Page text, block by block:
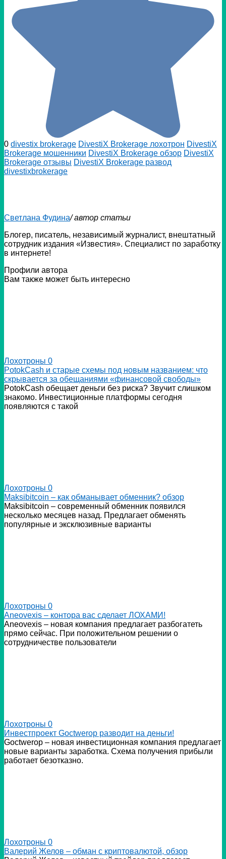
0 divestix brokerage DivestiX Brokerage лохотрон DivestiX
Brokerage мошенники DivestiX Brokerage обзор DivestiX
Brokerage отзывы DivestiX Brokerage развод
divestixbrokerage
Светлана Фудина/ автор статьи
Блогер, писатель, независимый журналист, внештатный
сотрудник издания «Известия». Специалист по заработку
в интернете!
Профили автора
Вам также может быть интересно
Лохотроны 0
PotokCash и старые схемы под новым названием: что
скрывается за обещаниями «финансовой свободы»
PotokCash обещает деньги без риска? Звучит слишком
знакомо. Инвестиционные платформы сегодня
появляются с такой
Лохотроны 0
Мaksibitcoin – как обманывает обменник? обзор
Мaksibitcoin – современный обменник появился
несколько месяцев назад. Предлагает обменять
популярные и эксклюзивные варианты
Лохотроны 0
Аneovexis – контора вас сделает ЛОХАМИ!
Аneovexis – новая компания предлагает разбогатеть
прямо сейчас. При положительном решении о
сотрудничестве пользователи
Лохотроны 0
Инвестпроект Goctwerop разводит на деньги!
Goctwerop – новая инвестиционная компания предлагает
новые варианты заработка. Схема получения прибыли
работает безотказно.
Лохотроны 0
Валерий Желов – обман с криптовалютой, обзор